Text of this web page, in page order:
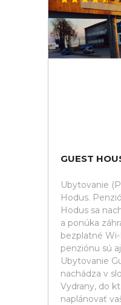
GUEST
Ubytovanie
Hodus.
Hodus sa
a ponúka
bezplatné
penziónu sú
Ubytovanie
nachádza v
Vydrany, do
naplánovať